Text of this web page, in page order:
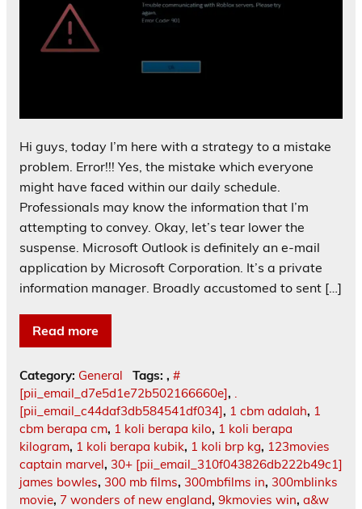
Hi guys, today I’m here with a strategy to a mistake
problem. Error!!! Yes, the mistake which everyone
might have faced within our daily schedule.
Professionals may know the information that I’m
attempting to convey. Okay, let’s tear lower the
suspense. Microsoft Outlook is definitely an e-mail
application by Microsoft Corporation. It’s a private
information manager. Broadly accustomed to sent […]
Read more
Category: General Tags: , #
[pii_email_d7e5d1e72b502166660e], .
[pii_email_c44daf3db584541df034], 1 cbm adalah, 1
cbm berapa cm, 1 koli berapa kilo, 1 koli berapa
kilogram, 1 koli berapa kubik, 1 koli brp kg, 123movies
captain marvel, 30+ [pii_email_310f043826db222b49c1]
james bowles, 300 mb films, 300mbfilms in, 300mblinks
movie, 7 wonders of new england, 9kmovies win, a&w